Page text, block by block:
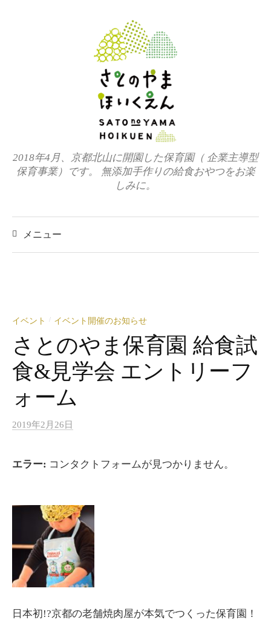
プ
2018年4月、京都北山に開園した保育園（ 企業主導型
保育事業）です。 無添加手作りの給食おやつをお楽
しみに。
メニュー
イベント / イベント開催のお知らせ
さとのやま保育園 給食試
食&見学会 エントリーフ
ォーム
2019年2月26日
エラー: コンタクトフォームが見つかりません。
日本初!?京都の老舗焼肉屋が本気でつくった保育園！